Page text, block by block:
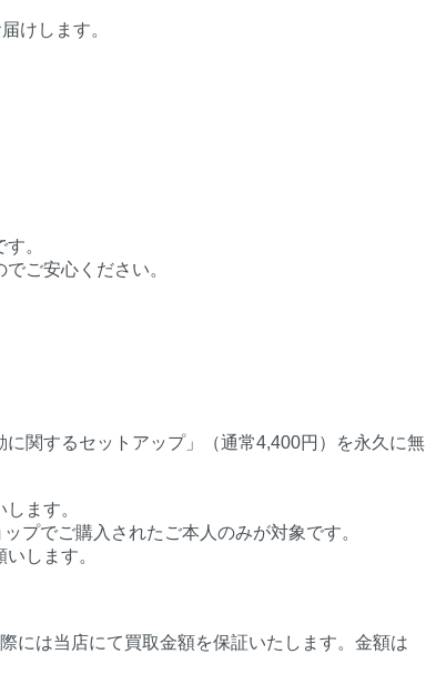
けします。
。
ご安心ください。
関するセットアップ」（通常4,400円）を永久に無
ます。
プでご購入されたご本人のみが対象です。
します。
には当店にて買取金額を保証いたします。金額は